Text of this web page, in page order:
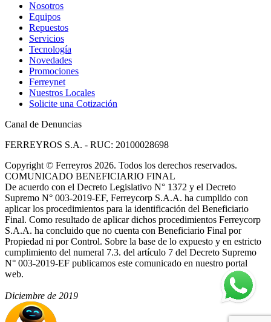
Nosotros
Equipos
Repuestos
Servicios
Tecnología
Novedades
Promociones
Ferreynet
Nuestros Locales
Solicite una Cotización
Canal de Denuncias
FERREYROS S.A. - RUC: 20100028698
Copyright © Ferreyros 2026. Todos los derechos reservados.
COMUNICADO BENEFICIARIO FINAL
De acuerdo con el Decreto Legislativo N° 1372 y el Decreto
Supremo N° 003-2019-EF, Ferreycorp S.A.A. ha cumplido con
aplicar los procedimientos para la identificación del Beneficiario
Final. Como resultado de aplicar dichos procedimientos Ferreycorp
S.A.A. ha concluido que no cuenta con Beneficiario Final por
Propiedad ni por Control. Sobre la base de lo expuesto y en estricto
cumplimiento del numeral 7.3. del artículo 7 del Decreto Supremo
N° 003-2019-EF publicamos este comunicado en nuestro portal
web.
Diciembre de 2019